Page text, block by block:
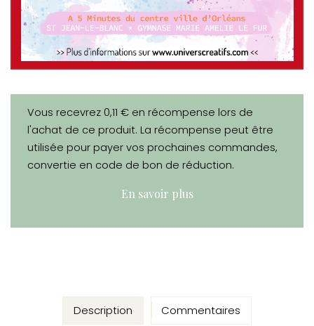
Vous recevrez 0,11 € en récompense lors de
l'achat de ce produit. La récompense peut être
utilisée pour payer vos prochaines commandes,
convertie en code de bon de réduction.
En savoir plus
Description Commentaires